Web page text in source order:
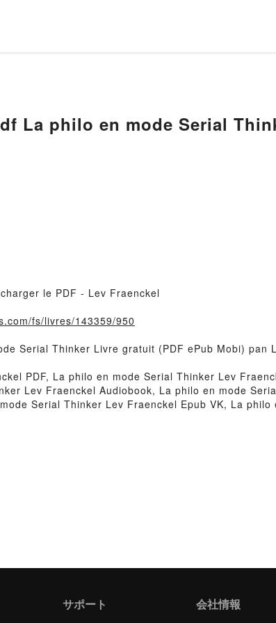
La philo en mode Serial
le PDF - Lev Fraenckel
fs/livres/143359/950
Serial Thinker Livre gratuit (PDF ePub Mobi) pan
PDF, La philo en mode Serial Thinker Lev
Lev Fraenckel Audiobook, La philo en mode
Serial Thinker Lev Fraenckel Epub VK, La
サポート 会社情報